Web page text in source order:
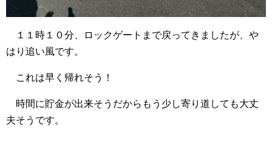
１１時１０分、ロックゲートまで戻ってきましたが、や
はり追い風です。
これは早く帰れそう！
時間に貯金が出来そうだからもう少し寄り道しても大丈
夫そうです。